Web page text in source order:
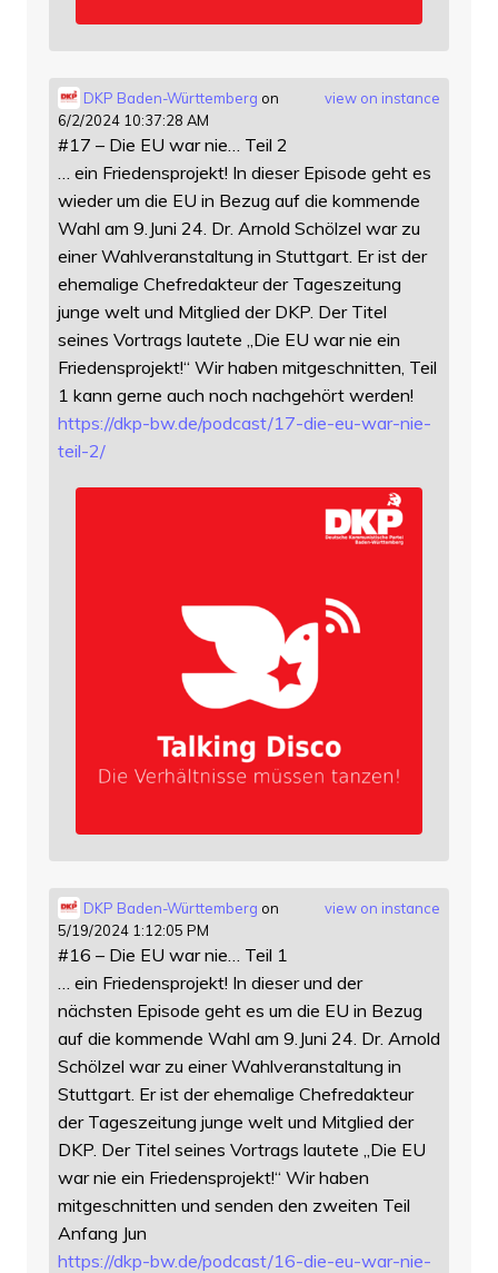
view on instance
DKP Baden-Württemberg on
6/2/2024 10:37:28 AM
#17 – Die EU war nie… Teil 2
… ein Friedensprojekt! In dieser Episode geht es
wieder um die EU in Bezug auf die kommende
Wahl am 9.Juni 24. Dr. Arnold Schölzel war zu
einer Wahlveranstaltung in Stuttgart. Er ist der
ehemalige Chefredakteur der Tageszeitung
junge welt und Mitglied der DKP. Der Titel
seines Vortrags lautete „Die EU war nie ein
Friedensprojekt!“ Wir haben mitgeschnitten, Teil
1 kann gerne auch noch nachgehört werden!
https://dkp-bw.de/podcast/17-die-eu-war-nie-
teil-2/
view on instance
DKP Baden-Württemberg on
5/19/2024 1:12:05 PM
#16 – Die EU war nie… Teil 1
… ein Friedensprojekt! In dieser und der
nächsten Episode geht es um die EU in Bezug
auf die kommende Wahl am 9.Juni 24. Dr. Arnold
Schölzel war zu einer Wahlveranstaltung in
Stuttgart. Er ist der ehemalige Chefredakteur
der Tageszeitung junge welt und Mitglied der
DKP. Der Titel seines Vortrags lautete „Die EU
war nie ein Friedensprojekt!“ Wir haben
mitgeschnitten und senden den zweiten Teil
Anfang Jun
https://dkp-bw.de/podcast/16-die-eu-war-nie-